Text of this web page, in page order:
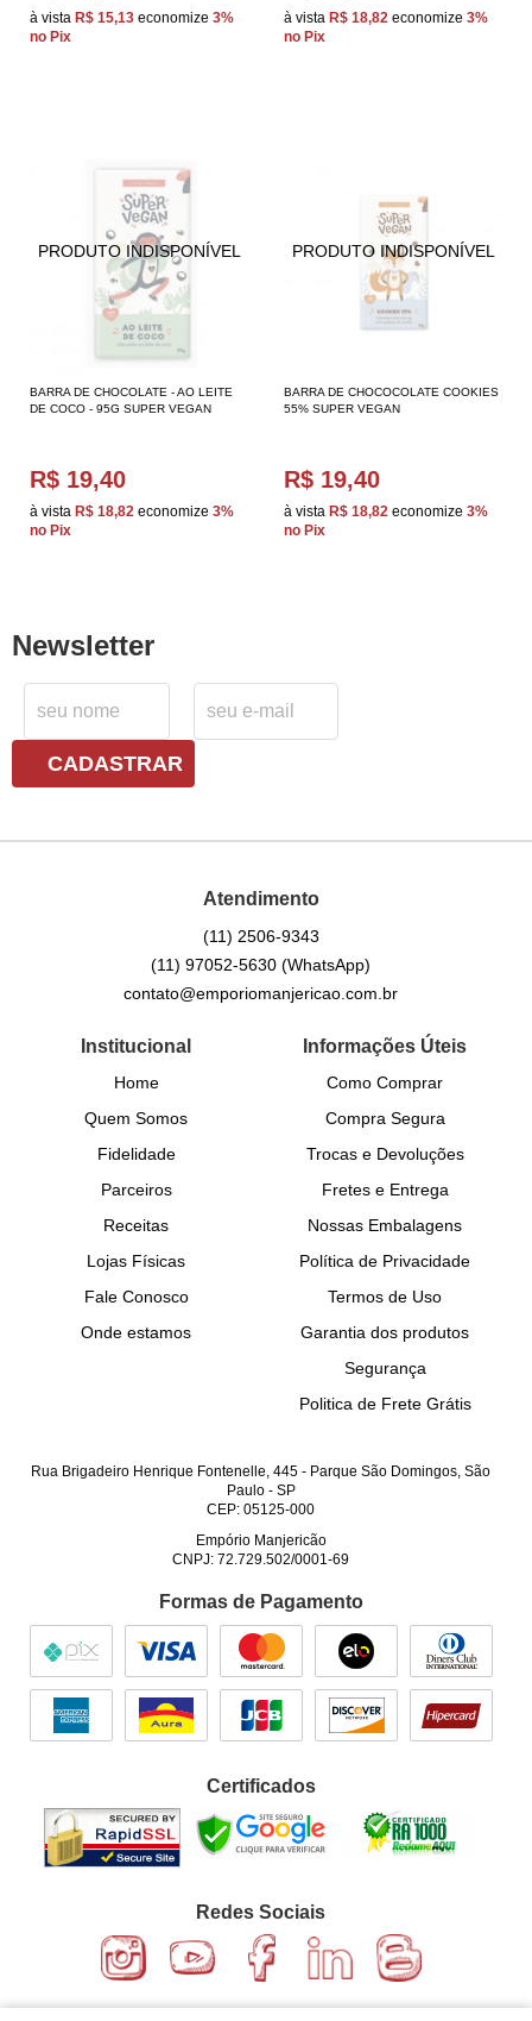
à vista R$ 15,13 economize 3%
no Pix
à vista R$ 18,82 economize 3%
no Pix
BARRA DE CHOCOLATE - AO LEITE
DE COCO - 95G SUPER VEGAN
R$ 19,40
à vista R$ 18,82 economize 3%
no Pix
BARRA DE CHOCOCOLATE COOKIES
55% SUPER VEGAN
R$ 19,40
à vista R$ 18,82 economize 3%
no Pix
Newsletter
CADASTRAR
Atendimento
(11) 2506-9343
(11) 97052-5630(WhatsApp)
contato@emporiomanjericao.com.br
Institucional
Home
Quem Somos
Fidelidade
Parceiros
Receitas
Lojas Físicas
Fale Conosco
Onde estamos
Informações Úteis
Como Comprar
Compra Segura
Trocas e Devoluções
Fretes e Entrega
Nossas Embalagens
Política de Privacidade
Termos de Uso
Garantia dos produtos
Segurança
Politica de Frete Grátis
Rua Brigadeiro Henrique Fontenelle, 445 - Parque São Domingos, São
Paulo- SP
CEP: 05125-000
Empório Manjericão
CNPJ: 72.729.502/0001-69
Formas de Pagamento
Certificados
Redes Sociais